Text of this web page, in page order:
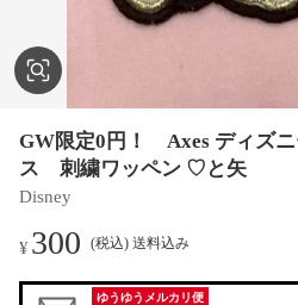
GW限定0円！ Axes ディズ
ス 刺繍ワッペン ♡と矢
Disney
¥300 (税込) 送料込み
ゆうゆうメルカリ便